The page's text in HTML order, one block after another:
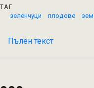
ТАГ
зеленчуци
плодове
Пълен текст